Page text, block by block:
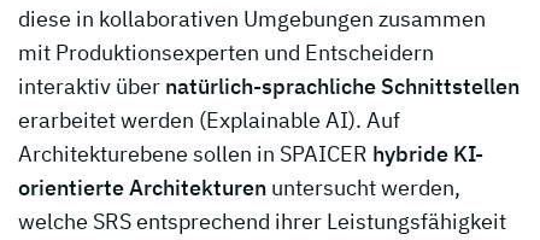
diese in kollaborativen Umgebungen zusammen
mit Produktionsexperten und Entscheidern
interaktiv über natürlich-sprachliche Schnittstellen
erarbeitet werden (Explainable AI). Auf
Architekturebene sollen in SPAICER hybride KI-
orientierte Architekturen untersucht werden,
welche SRS entsprechend ihrer Leistungsfähigkeit